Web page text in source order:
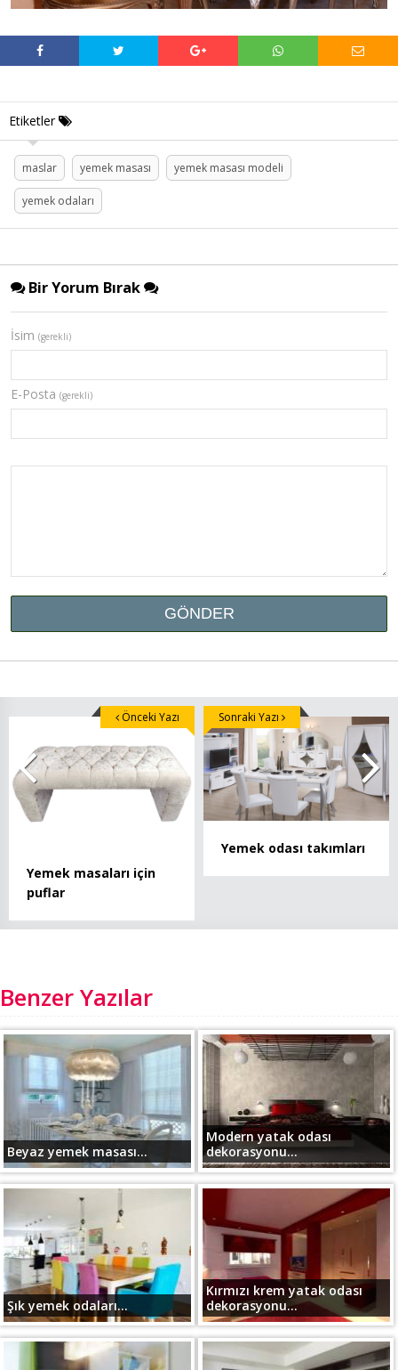
Etiketler
maslar yemek masası yemek masası modeli
yemek odaları
Bir Yorum Bırak
İsim (gerekli)
E-Posta (gerekli)
Yemek masaları için
puflar
Önceki Yazı
Yemek odası takımları
Sonraki Yazı
Benzer Yazılar
Beyaz yemek masası...
Modern yatak odası
dekorasyonu...
Şık yemek odaları...
Kırmızı krem yatak odası
dekorasyonu...